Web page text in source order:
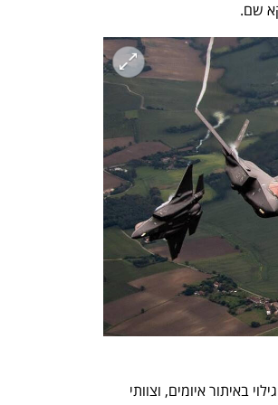
נפתח בכרטיסייה חדשה
נפתח בכרטיסייה חדשה